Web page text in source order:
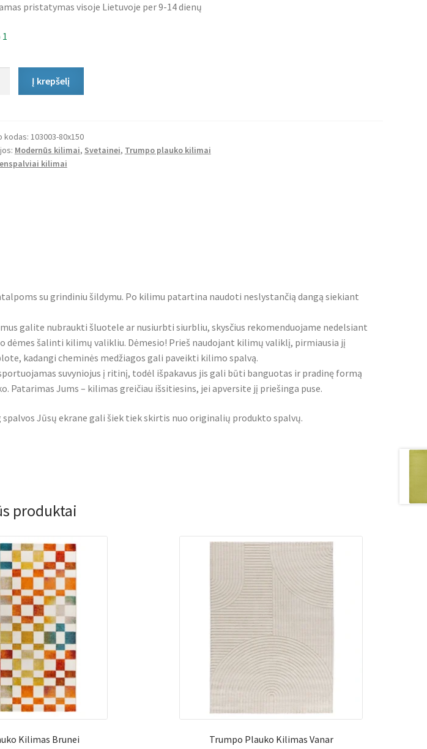
pristatymas visoje Lietuvoje per 9-14 dienų
Į krepšelį
kodas: 103003-80x150
Modernūs kilimai, Svetainei, Trumpo plauko kilimai
kilimai
su grindiniu šildymu. Po kilimu patartina naudoti neslystančią dangą siekiant
galite nubraukti šluotele ar nusiurbti siurbliu, skysčius rekomenduojame nedelsiant
dėmes šalinti kilimų valikliu. Dėmesio! Prieš naudojant kilimų valiklį, pirmiausia jį
kadangi cheminės medžiagos gali paveikti kilimo spalvą.
suvyniojus į ritinį, todėl išpakavus jis gali būti banguotas ir pradinę formą
Patarimas Jums – kilimas greičiau išsitiesins, jei apversite jį priešinga puse.
Jūsų ekrane gali šiek tiek skirtis nuo originalių produkto spalvų.
produktai
Kilimas Brunei Trumpo Plauko Kilimas Vanar